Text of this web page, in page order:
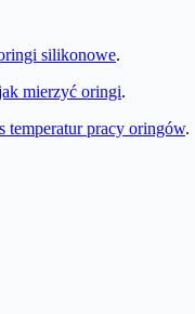
silikonowe.
mierzyć oringi.
temperatur pracy oringów.